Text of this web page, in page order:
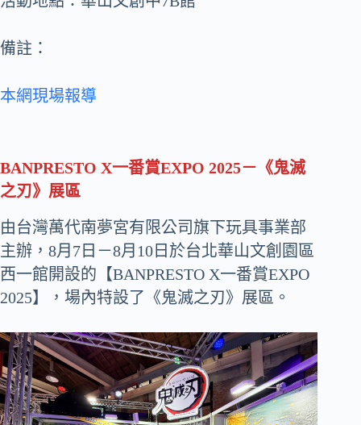
備註：
本網現場報導
BANPRESTO X一番賞EXPO 2025－《鬼滅
之刃》展區
由台灣萬代南夢宮有限公司旗下玩具事業部
主辦，8月7日－8月10日於台北華山文創園區
西一館開設的【BANPRESTO X一番賞EXPO
2025】，場內特設了《鬼滅之刃》展區。